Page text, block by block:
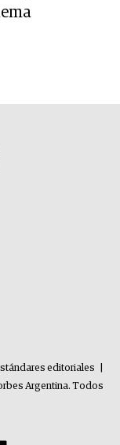
editoriales
Argentina. Todos